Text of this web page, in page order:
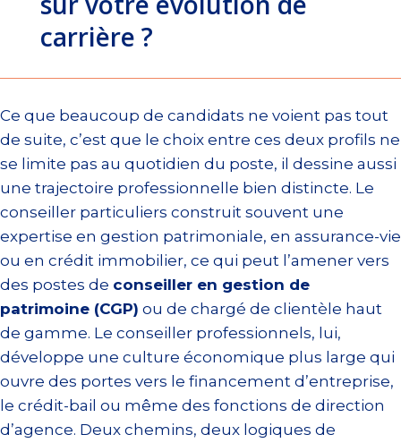
carrière ?
Ce que beaucoup de candidats ne voient pas tout
de suite, c’est que le choix entre ces deux profils ne
se limite pas au quotidien du poste, il dessine aussi
une trajectoire professionnelle bien distincte. Le
conseiller particuliers construit souvent une
expertise en gestion patrimoniale, en assurance-vie
ou en crédit immobilier, ce qui peut l’amener vers
des postes de conseiller en gestion de
patrimoine (CGP) ou de chargé de clientèle haut
de gamme. Le conseiller professionnels, lui,
développe une culture économique plus large qui
ouvre des portes vers le financement d’entreprise,
le crédit-bail ou même des fonctions de direction
d’agence. Deux chemins, deux logiques de